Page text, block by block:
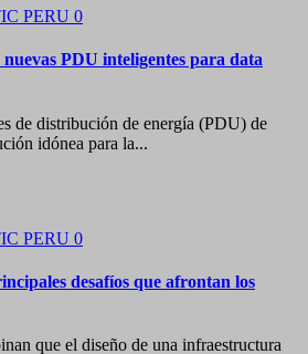
PERU 0
PDU inteligentes para data
de distribución de energía (PDU) de
idónea para la...
PERU 0
desafíos que afrontan los
que el diseño de una infraestructura